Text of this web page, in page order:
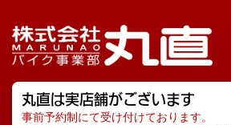
丸直は実店舗がございます
事前予約制にて受け付けております。